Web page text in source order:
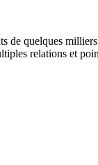
quelques
relations et